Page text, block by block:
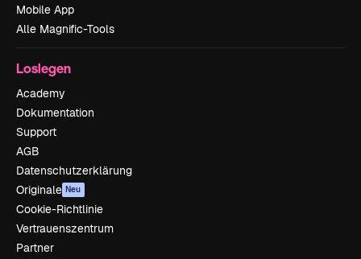
Mobile App
Alle Magnific-Tools
Loslegen
Academy
Dokumentation
Support
AGB
Datenschutzerklärung
Originale Neu
Cookie-Richtlinie
Vertrauenszentrum
Partner